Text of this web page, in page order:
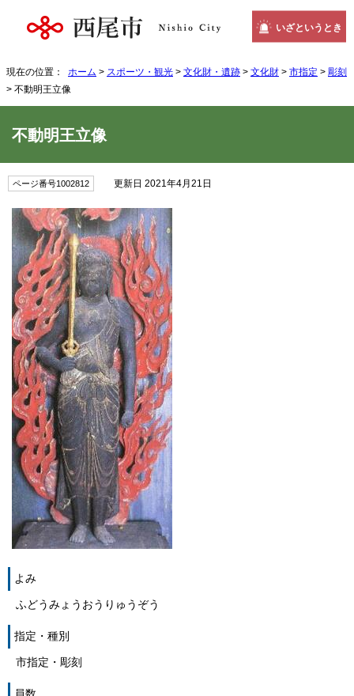
いざというとき
現在の位置： ホーム > スポーツ・観光 > 文化財・遺跡 > 文化財 > 市指定 > 彫刻
> 不動明王立像
不動明王立像
ページ番号1002812 更新日 2021年4月21日
よみ
ふどうみょうおうりゅうぞう
指定・種別
市指定・彫刻